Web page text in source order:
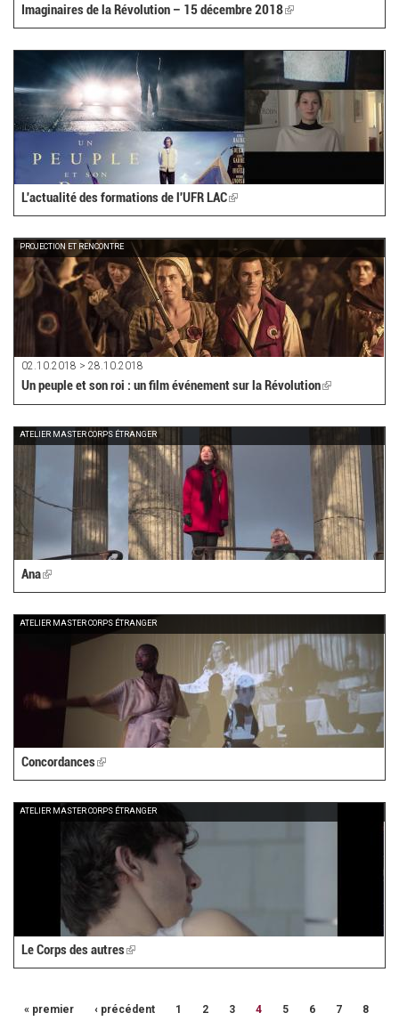
Imaginaires de la Révolution – 15 décembre 2018(link
is
L'actualité des formations de l'UFR LAC(link
is
PROJECTION ET RENCONTRE
02.10.2018 > 28.10.2018
Un peuple et son roi : un film événement sur la Révolution(link
ATELIER MASTER CORPS ÉTRANGER
Ana(link
ATELIER MASTER CORPS ÉTRANGER
Concordances(link
is
ATELIER MASTER CORPS ÉTRANGER
Le Corps des autres(link
is
« premier ‹ précédent 1 2 3 4 5 6 7 8